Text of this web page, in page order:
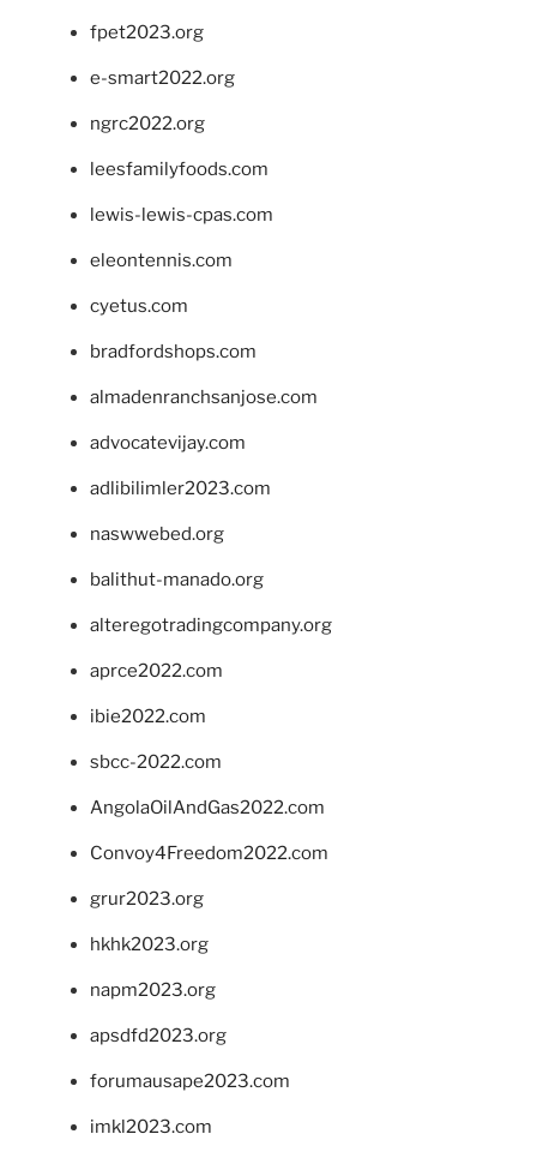
fpet2023.org
e-smart2022.org
ngrc2022.org
leesfamilyfoods.com
lewis-lewis-cpas.com
eleontennis.com
cyetus.com
bradfordshops.com
almadenranchsanjose.com
advocatevijay.com
adlibilimler2023.com
naswwebed.org
balithut-manado.org
alteregotradingcompany.org
aprce2022.com
ibie2022.com
sbcc-2022.com
AngolaOilAndGas2022.com
Convoy4Freedom2022.com
grur2023.org
hkhk2023.org
napm2023.org
apsdfd2023.org
forumausape2023.com
imkl2023.com